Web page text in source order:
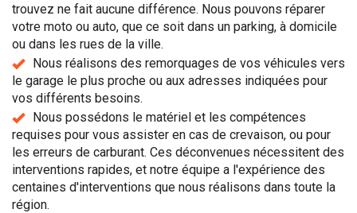
trouvez ne fait aucune différence. Nous pouvons réparer
votre moto ou auto, que ce soit dans un parking, à domicile
ou dans les rues de la ville.
Nous réalisons des remorquages de vos véhicules vers
le garage le plus proche ou aux adresses indiquées pour
vos différents besoins.
Nous possédons le matériel et les compétences
requises pour vous assister en cas de crevaison, ou pour
les erreurs de carburant. Ces déconvenues nécessitent des
interventions rapides, et notre équipe a l'expérience des
centaines d'interventions que nous réalisons dans toute la
région.